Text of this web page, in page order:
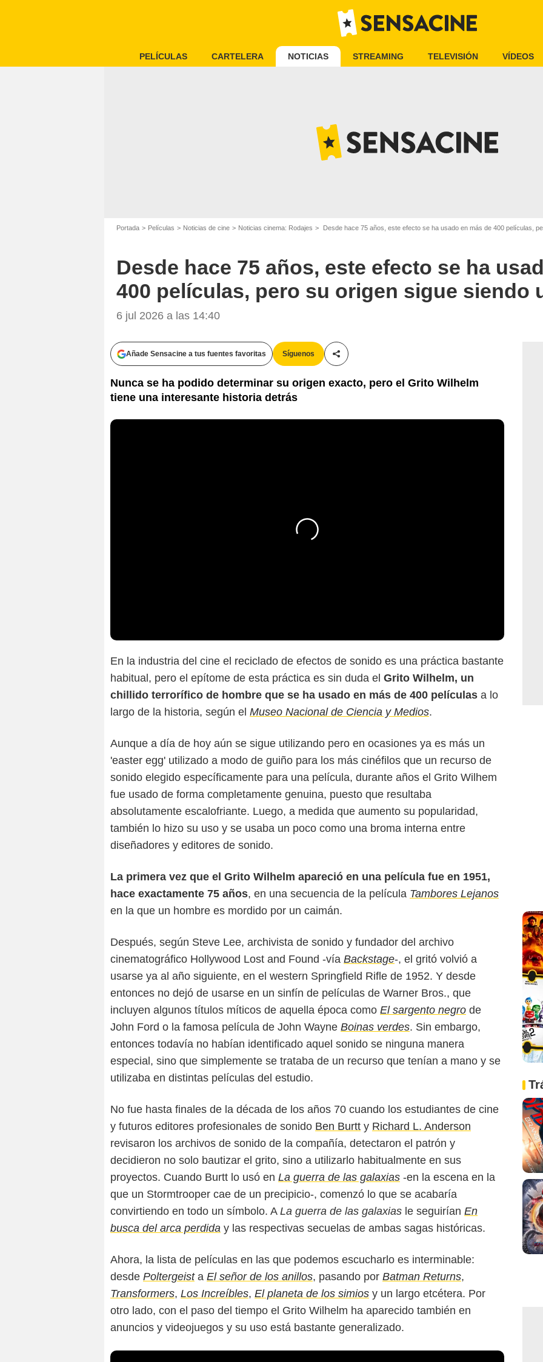
PELÍCULAS CARTELERA NOTICIAS STREAMING TELEVISIÓN VÍDEOS
Portada Películas Noticias de cine Noticias cinema: Rodajes Desde hace 75 años, este efecto se ha usado en más de 400 películas,
Desde hace 75 años, este efecto se ha
400 películas, pero su origen sigue siendo
6 jul 2026 a las 14:40
Añade Sensacine a tus fuentes favoritas Síguenos
Compartir esta noticia
Nunca se ha podido determinar su origen exacto, pero el Grito Wilhelm
tiene una interesante historia detrás
En la industria del cine el reciclado de efectos de sonido es una práctica bastante
habitual, pero el epítome de esta práctica es sin duda el Grito Wilhelm, un
chillido terrorífico de hombre que se ha usado en más de 400 películas a lo
largo de la historia, según el Museo Nacional de Ciencia y Medios.
Aunque a día de hoy aún se sigue utilizando pero en ocasiones ya es más un
'easter egg' utilizado a modo de guiño para los más cinéfilos que un recurso de
sonido elegido específicamente para una película, durante años el Grito Wilhem
fue usado de forma completamente genuina, puesto que resultaba
absolutamente escalofriante. Luego, a medida que aumento su popularidad,
también lo hizo su uso y se usaba un poco como una broma interna entre
diseñadores y editores de sonido.
La primera vez que el Grito Wilhelm apareció en una película fue en 1951,
hace exactamente 75 años, en una secuencia de la película Tambores Lejanos
en la que un hombre es mordido por un caimán.
Después, según Steve Lee, archivista de sonido y fundador del archivo
cinematográfico Hollywood Lost and Found -vía Backstage-, el gritó volvió a
usarse ya al año siguiente, en el western Springfield Rifle de 1952. Y desde
entonces no dejó de usarse en un sinfín de películas de Warner Bros., que
incluyen algunos títulos míticos de aquella época como El sargento negro de
John Ford o la famosa película de John Wayne Boinas verdes. Sin embargo,
entonces todavía no habían identificado aquel sonido se ninguna manera
especial, sino que simplemente se trataba de un recurso que tenían a mano y se
utilizaba en distintas películas del estudio.
No fue hasta finales de la década de los años 70 cuando los estudiantes de cine
y futuros editores profesionales de sonido Ben Burtt y Richard L. Anderson
revisaron los archivos de sonido de la compañía, detectaron el patrón y
decidieron no solo bautizar el grito, sino a utilizarlo habitualmente en sus
proyectos. Cuando Burtt lo usó en La guerra de las galaxias -en la escena en la
que un Stormtrooper cae de un precipicio-, comenzó lo que se acabaría
convirtiendo en todo un símbolo. A La guerra de las galaxias le seguirían En
busca del arca perdida y las respectivas secuelas de ambas sagas históricas.
Ahora, la lista de películas en las que podemos escucharlo es interminable:
desde Poltergeista El señor de los anillos, pasando por Batman Returns,
Transformers, Los Increíbles, El planeta de los simios y un largo etcétera. Por
otro lado, con el paso del tiempo el Grito Wilhelm ha aparecido también en
anuncios y videojuegos y su uso está bastante generalizado.